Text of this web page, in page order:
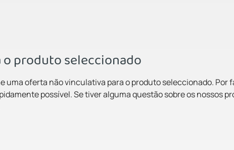
produto seleccionado
uma oferta não vinculativa para o produto seleccionado. Por
possível. Se tiver alguma questão sobre os nossos